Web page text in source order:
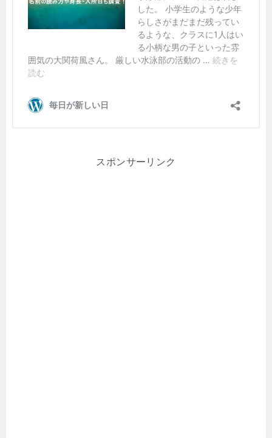
スポンサーリンク